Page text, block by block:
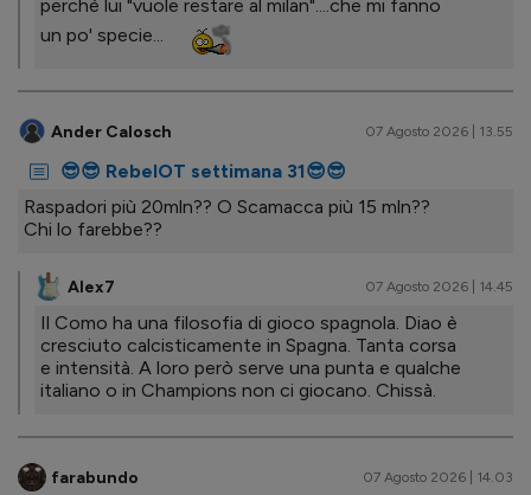
perchè lui "vuole restare al milan"....che mi fanno
un po' specie...
Ander Calosch 07 Agosto 2026 | 13.55
😎😎 RebelOT settimana 31😎😎
Raspadori più 20mln?? O Scamacca più 15 mln??
Chi lo farebbe??
Alex7 07 Agosto 2026 | 14.45
Il Como ha una filosofia di gioco spagnola. Diao è
cresciuto calcisticamente in Spagna. Tanta corsa
e intensità. A loro però serve una punta e qualche
italiano o in Champions non ci giocano. Chissà.
farabundo 07 Agosto 2026 | 14.03